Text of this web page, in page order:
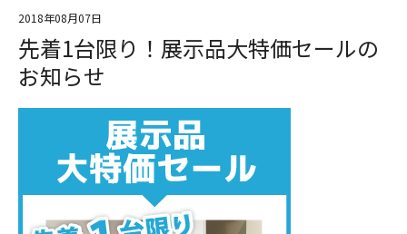
2018年08月07日
先着1台限り！展示品大特価セールの
お知らせ